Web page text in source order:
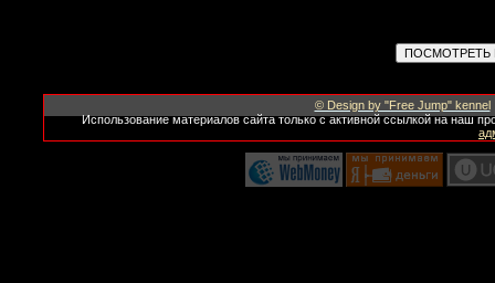
© Design by "Free Jump" kennel
Использование материалов сайта только с активной ссылкой на наш